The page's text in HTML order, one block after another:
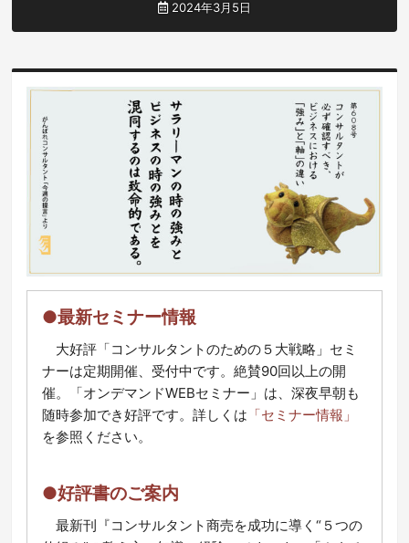
2024年3月5日
●最新セミナー情報
大好評「コンサルタントのための５大戦略」セミ
ナーは定期開催、受付中です。絶賛90回以上の開
催。「オンデマンドWEBセミナー」は、深夜早朝も
随時参加でき好評です。詳しくは 「セミナー情報」
を参照ください。
●好評書のご案内
最新刊『コンサルタント商売を成功に導く“５つの